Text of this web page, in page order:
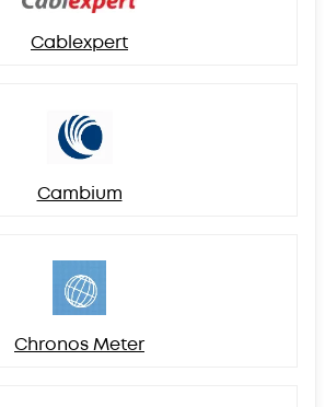
Cablexpert
Cambium
Chronos Meter